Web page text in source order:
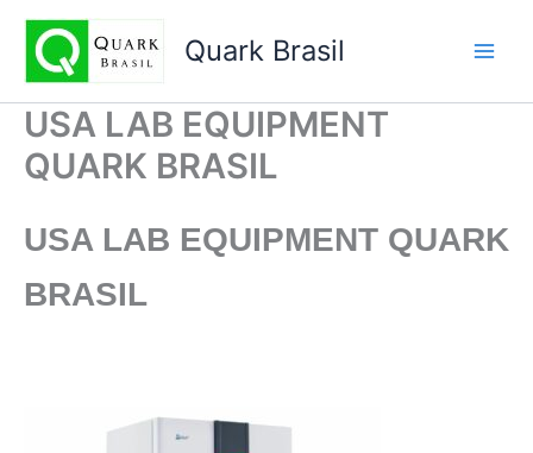
conteúdo
Quark Brasil
USA LAB EQUIPMENT
QUARK BRASIL
USA LAB EQUIPMENT QUARK
BRASIL